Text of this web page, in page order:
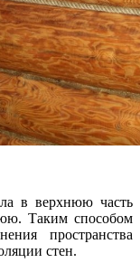
в верхнюю часть
Таким способом
пространства
стен.